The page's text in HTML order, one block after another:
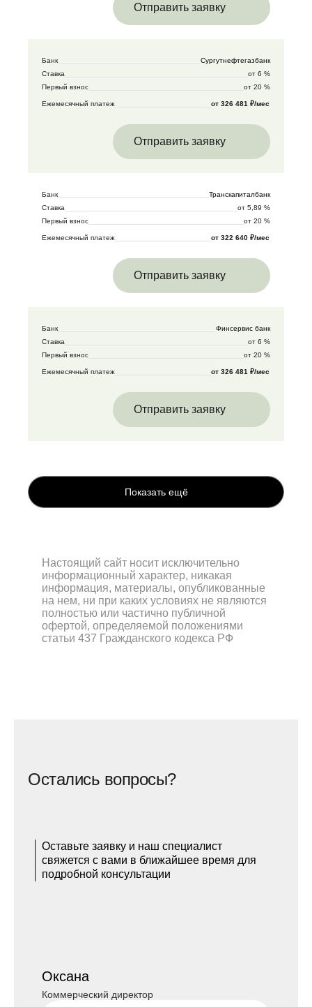
Отправить заявку
Банк
Сургутнефтегазбанк
Ставка
от 6 %
Первый взнос
от 20 %
Ежемесячный платеж от 326 481 ₽/мес
Отправить заявку
Банк
Транскапиталбанк
Ставка
от 5,89 %
Первый взнос
от 20 %
Ежемесячный платеж от 322 640 ₽/мес
Отправить заявку
Банк
Финсервис банк
Ставка
от 6 %
Первый взнос
от 20 %
Ежемесячный платеж от 326 481 ₽/мес
Отправить заявку
Показать ещё
Настоящий сайт носит исключительно
информационный характер, никакая
информация, материалы, опубликованные
на нем, ни при каких условиях не являются
полностью или частично публичной
офертой, определяемой положениями
статьи 437 Гражданского кодекса РФ
Остались вопросы?
Оставьте заявку и наш специалист
свяжется с вами в ближайшее время для
подробной консультации
Оксана
Коммерческий директор